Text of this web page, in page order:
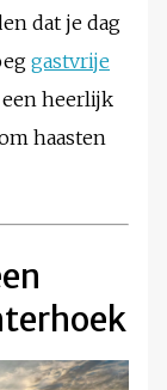
dat je dag
gastvrije
heerlijk
haasten